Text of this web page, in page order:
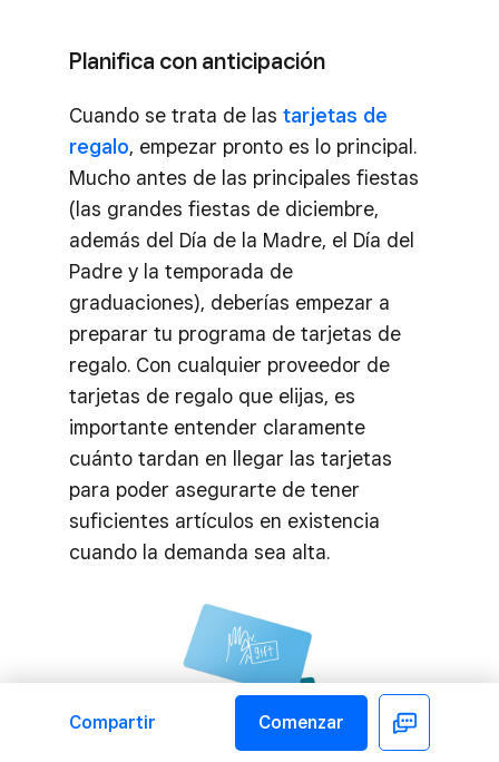
Planifica con anticipación
Cuando se trata de las tarjetas de
regalo, empezar pronto es lo principal.
Mucho antes de las principales fiestas
(las grandes fiestas de diciembre,
además del Día de la Madre, el Día del
Padre y la temporada de
graduaciones), deberías empezar a
preparar tu programa de tarjetas de
regalo. Con cualquier proveedor de
tarjetas de regalo que elijas, es
importante entender claramente
cuánto tardan en llegar las tarjetas
para poder asegurarte de tener
suficientes artículos en existencia
cuando la demanda sea alta.
Facebook
Compartir Comenzar